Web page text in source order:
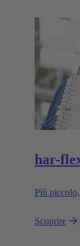
har-
Più
Scoprire